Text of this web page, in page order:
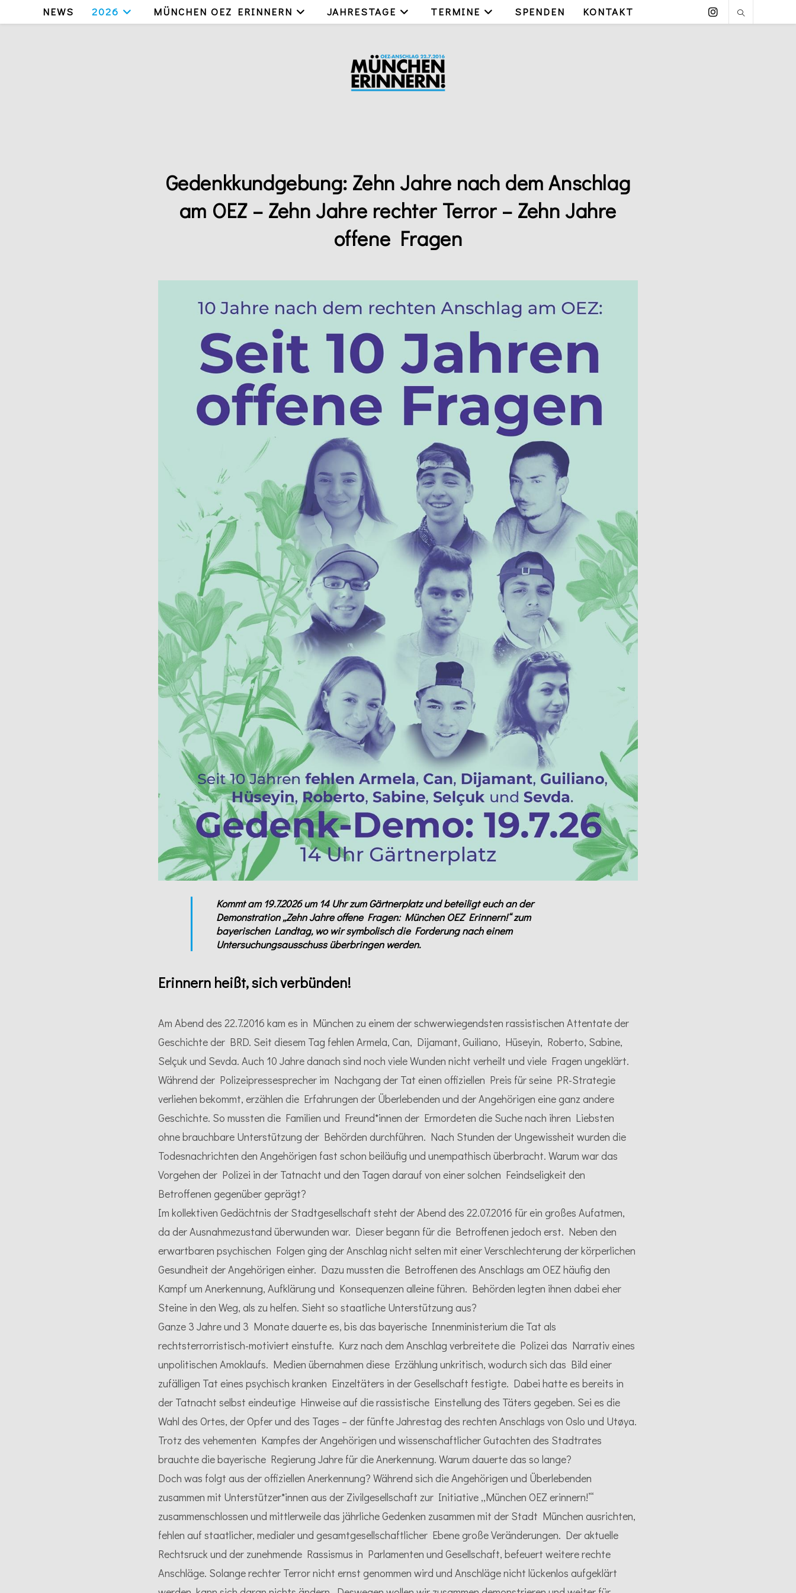
Inhalt
NEWS 2026 MÜNCHEN OEZ ERINNERN JAHRESTAGE TERMINE SPENDEN KONTAKT
Gedenkkundgebung: Zehn Jahre nach dem Anschlag
am OEZ – Zehn Jahre rechter Terror – Zehn Jahre
offene Fragen
Kommt am 19.7.2026 um 14 Uhr zum Gärtnerplatz und beteiligt euch an der
Demonstration ,,Zehn Jahre offene Fragen: München OEZ Erinnern!“ zum
bayerischen Landtag, wo wir symbolisch die Forderung nach einem
Untersuchungsausschuss überbringen werden.
Erinnern heißt, sich verbünden!
Am Abend des 22.7.2016 kam es in München zu einem der schwerwiegendsten rassistischen Attentate der
Geschichte der BRD. Seit diesem Tag fehlen Armela, Can, Dijamant, Guiliano, Hüseyin, Roberto, Sabine,
Selçuk und Sevda. Auch 10 Jahre danach sind noch viele Wunden nicht verheilt und viele Fragen ungeklärt.
Während der Polizeipressesprecher im Nachgang der Tat einen offiziellen Preis für seine PR-Strategie
verliehen bekommt, erzählen die Erfahrungen der Überlebenden und der Angehörigen eine ganz andere
Geschichte. So mussten die Familien und Freund*innen der Ermordeten die Suche nach ihren Liebsten
ohne brauchbare Unterstützung der Behörden durchführen. Nach Stunden der Ungewissheit wurden die
Todesnachrichten den Angehörigen fast schon beiläufig und unempathisch überbracht. Warum war das
Vorgehen der Polizei in der Tatnacht und den Tagen darauf von einer solchen Feindseligkeit den
Betroffenen gegenüber geprägt?
Im kollektiven Gedächtnis der Stadtgesellschaft steht der Abend des 22.07.2016 für ein großes Aufatmen,
da der Ausnahmezustand überwunden war. Dieser begann für die Betroffenen jedoch erst. Neben den
erwartbaren psychischen Folgen ging der Anschlag nicht selten mit einer Verschlechterung der körperlichen
Gesundheit der Angehörigen einher. Dazu mussten die Betroffenen des Anschlags am OEZ häufig den
Kampf um Anerkennung, Aufklärung und Konsequenzen alleine führen. Behörden legten ihnen dabei eher
Steine in den Weg, als zu helfen. Sieht so staatliche Unterstützung aus?
Ganze 3 Jahre und 3 Monate dauerte es, bis das bayerische Innenministerium die Tat als
rechtsterrorristisch-motiviert einstufte. Kurz nach dem Anschlag verbreitete die Polizei das Narrativ eines
unpolitischen Amoklaufs. Medien übernahmen diese Erzählung unkritisch, wodurch sich das Bild einer
zufälligen Tat eines psychisch kranken Einzeltäters in der Gesellschaft festigte. Dabei hatte es bereits in
der Tatnacht selbst eindeutige Hinweise auf die rassistische Einstellung des Täters gegeben. Sei es die
Wahl des Ortes, der Opfer und des Tages – der fünfte Jahrestag des rechten Anschlags von Oslo und Utøya.
Trotz des vehementen Kampfes der Angehörigen und wissenschaftlicher Gutachten des Stadtrates
brauchte die bayerische Regierung Jahre für die Anerkennung. Warum dauerte das so lange?
Doch was folgt aus der offiziellen Anerkennung? Während sich die Angehörigen und Überlebenden
zusammen mit Unterstützer*innen aus der Zivilgesellschaft zur Initiative ,,München OEZ erinnern!’“
zusammenschlossen und mittlerweile das jährliche Gedenken zusammen mit der Stadt München ausrichten,
fehlen auf staatlicher, medialer und gesamtgesellschaftlicher Ebene große Veränderungen. Der aktuelle
Rechtsruck und der zunehmende Rassismus in Parlamenten und Gesellschaft, befeuert weitere rechte
Anschläge. Solange rechter Terror nicht ernst genommen wird und Anschläge nicht lückenlos aufgeklärt